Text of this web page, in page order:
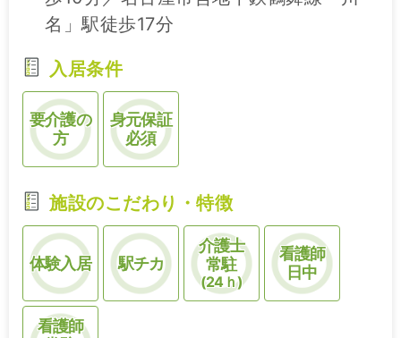
名」駅徒歩17分
入居条件
要介護の
方
身元保証
必須
施設のこだわり・特徴
体験入居 駅チカ
介護士
常駐
(24ｈ)
看護師
日中
看護師